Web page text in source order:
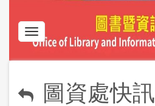
content
Toggle
navigation
圖資處快訊